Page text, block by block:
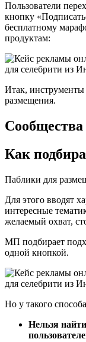
Пользователи
кнопку
бесплатному
продуктам:
Итак,
размещения.
Как
Паблики для
Для этого вводят
интересные
желаемый охват,
МП подбирает
одной кнопкой.
Но у такого
Нельзя